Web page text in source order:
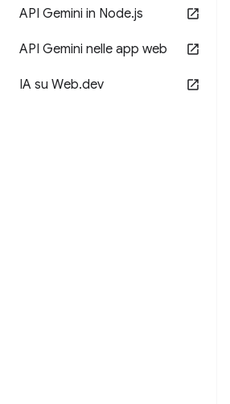
API Gemini in Node.js
API Gemini nelle app web
IA su Web.dev